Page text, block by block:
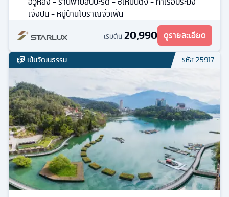
เจิ้งปิน - หมู่บ้านโบราณจิ่วเฟิ่น
เริ่มต้น 20,990 ดูรายละเอียด
เน้นวัฒนธรรม รหัส25917